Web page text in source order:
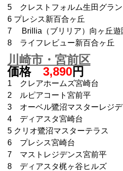
5 クレストフォルム生田グ
6 プレシス新百合ヶ丘
7 Brillia（ブリリア）向ヶ丘
8 ライフレビュー新百合ヶ丘
川崎市・宮前区
価格 3,890円
1 クレアホーム
2 ルピアコート宮前
3 オーベル鷺沼マスターレ
4 ディアスタ宮崎台
5 クリオ鷺沼マスターテラス
6 プレシス宮崎台
7 マストレジデンス宮前
8 ディアスタ梶ヶ谷ヒルズ